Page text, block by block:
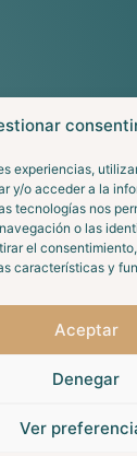
experiencias,
y/o acceder a la
tecnologías nos
o las
el
características y
Aceptar
Denegar
Ver